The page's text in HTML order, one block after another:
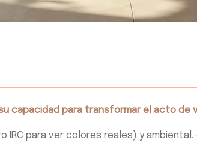
capacidad para transformar el acto
IRC para ver colores reales) y